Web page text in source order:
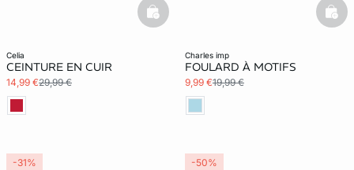
celia
CEINTURE EN CUIR
14,99 €29,99 €
basketfull
charles imp
FOULARD À MOTIFS
9,99 €19,99 €
-31% -50%